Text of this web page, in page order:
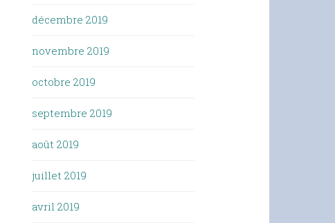
décembre 2019
novembre 2019
octobre 2019
septembre 2019
août 2019
juillet 2019
avril 2019